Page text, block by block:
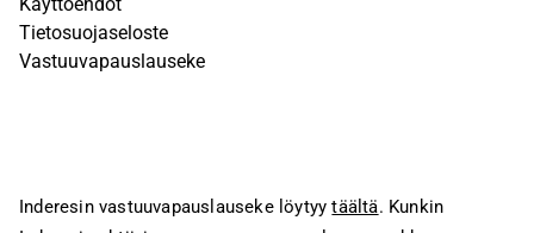
Tietosuojaseloste
Vastuuvapauslauseke
Inderesin vastuuvapauslauseke löytyytäältä. Kunkin